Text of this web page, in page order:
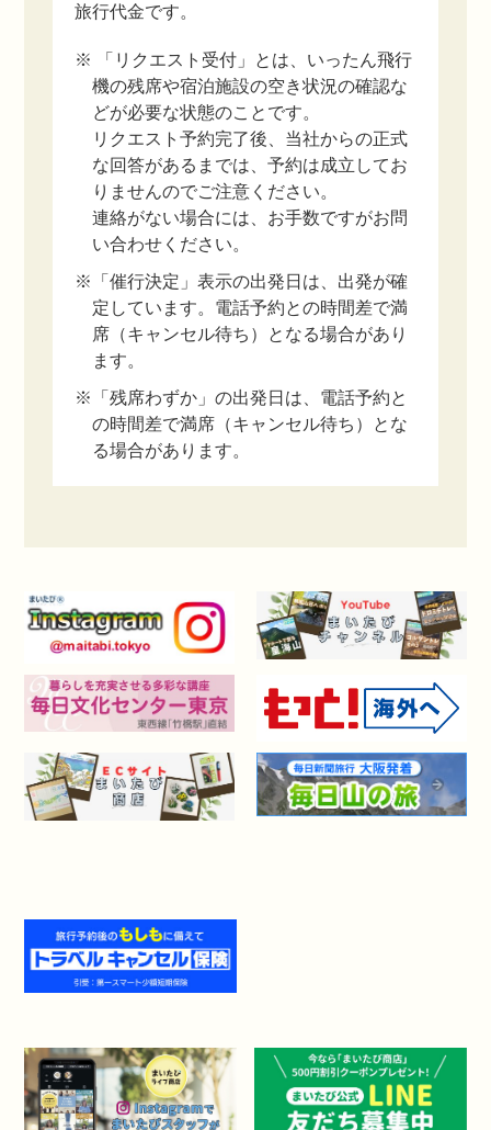
旅行代金です。
※ 「リクエスト受付」とは、いったん飛行
機の残席や宿泊施設の空き状況の確認な
どが必要な状態のことです。
リクエスト予約完了後、当社からの正式
な回答があるまでは、予約は成立してお
りませんのでご注意ください。
連絡がない場合には、お手数ですがお問
い合わせください。
※「催行決定」表示の出発日は、出発が確
定しています。電話予約との時間差で満
席（キャンセル待ち）となる場合があり
ます。
※「残席わずか」の出発日は、電話予約と
の時間差で満席（キャンセル待ち）とな
る場合があります。